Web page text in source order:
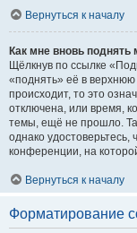
Вернуться к началу
Как мне вновь
Щёлкнув по ссылке
«поднять» её в
происходит, то это
отключена, или время,
темы, ещё не прошло.
однако
конференции, на
Вернуться к началу
Форматирование